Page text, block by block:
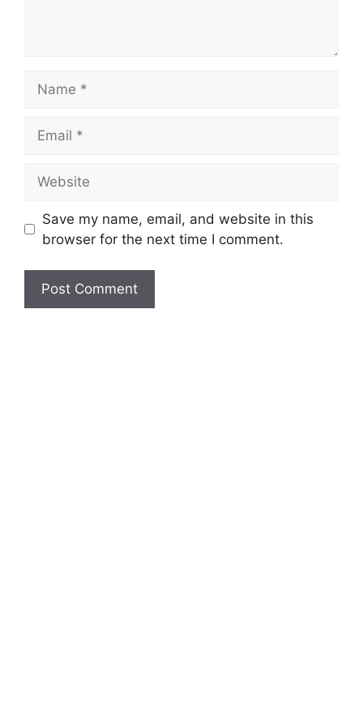
Save my name, email, and website in this
browser for the next time I comment.